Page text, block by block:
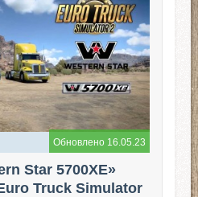
Обновлено 16.05.23
Star 5700XE»
Truck Simulator